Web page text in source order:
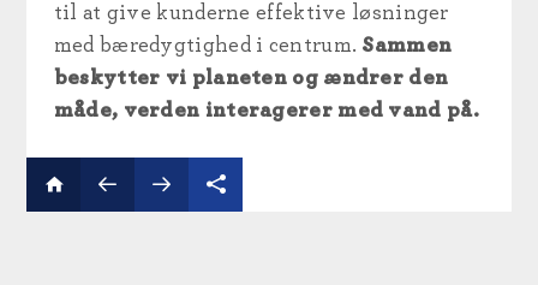
til at give kunderne effektive løsninger
med bæredygtighed i centrum. Sammen
beskytter vi planeten og ændrer den
måde, verden interagerer med vand på.